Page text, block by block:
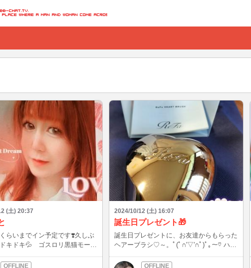
(土) 20:37
らいまでイン予定です❣️久しぶ
キドキ💦 ゴスロリ黒猫モード
2024/10/12 (土) 16:07
誕生日プレゼント🎁
誕生日プレゼントに、お友達からもらった
ヘアーブラシ♡～。ﾟ(ﾟ∩'▽'∩ﾟ)ﾟ｡～♡ ハ
わせてもらおっと‎‪🫶🏻️︎💞ᡣ੭